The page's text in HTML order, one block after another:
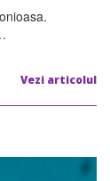
Vezi articolul